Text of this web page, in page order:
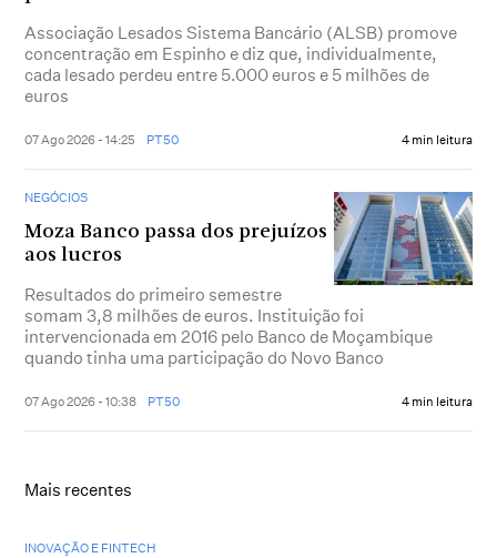
Associação Lesados Sistema Bancário (ALSB) promove
concentração em Espinho e diz que, individualmente,
cada lesado perdeu entre 5.000 euros e 5 milhões de
euros
07 Ago 2026 - 14:25 PT50 4 min leitura
NEGÓCIOS
Moza Banco passa dos prejuízos
aos lucros
Resultados do primeiro semestre
somam 3,8 milhões de euros. Instituição foi
intervencionada em 2016 pelo Banco de Moçambique
quando tinha uma participação do Novo Banco
07 Ago 2026 - 10:38 PT50 4 min leitura
Mais recentes
INOVAÇÃO E FINTECH